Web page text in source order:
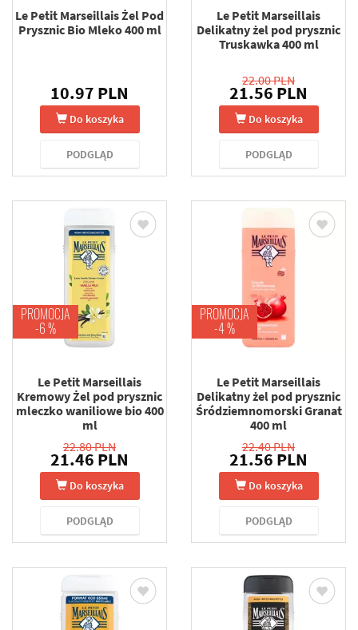
Le Petit Marseillais Żel Pod
Prysznic Bio Mleko 400 ml
10.97 PLN
Do koszyka
PODGLĄD
Le Petit Marseillais
Delikatny żel pod prysznic
Truskawka 400 ml
22.00 PLN
21.56 PLN
Do koszyka
PODGLĄD
PROMOCJA
-6 %
Le Petit Marseillais
Kremowy Żel pod prysznic
mleczko waniliowe bio 400
ml
22.80 PLN
21.46 PLN
Do koszyka
PODGLĄD
PROMOCJA
-4 %
Le Petit Marseillais
Delikatny żel pod prysznic
Śródziemnomorski Granat
400 ml
22.40 PLN
21.56 PLN
Do koszyka
PODGLĄD